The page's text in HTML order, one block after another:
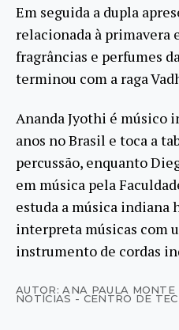
Em seguida a dupla
relacionada à primavera
fragrâncias e perfumes
terminou com a raga
Ananda Jyothi é músico
anos no Brasil e toca a
percussão, enquanto
em música pela
estuda a música indiana
interpreta músicas com
instrumento de cordas
AUTOR: ANA PAULA MONTE
NOTÍCIAS - CENTRO DE